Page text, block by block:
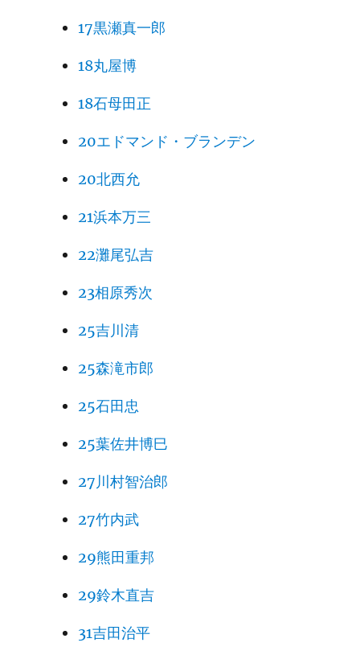
17黒瀬真一郎
18丸屋博
18石母田正
20エドマンド・ブランデン
20北西允
21浜本万三
22灘尾弘吉
23相原秀次
25吉川清
25森滝市郎
25石田忠
25葉佐井博巳
27川村智治郎
27竹内武
29熊田重邦
29鈴木直吉
31吉田治平